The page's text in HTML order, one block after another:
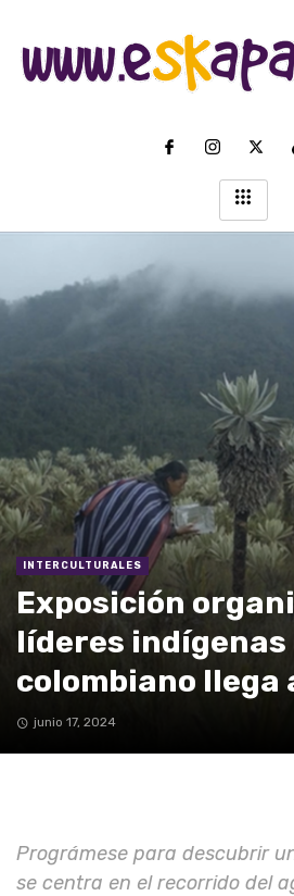
INTERCULTURALES
Exposición
líderes
colombiano llega
junio 17, 2024
Prográmese para descubrir
se centra en el recorrido del